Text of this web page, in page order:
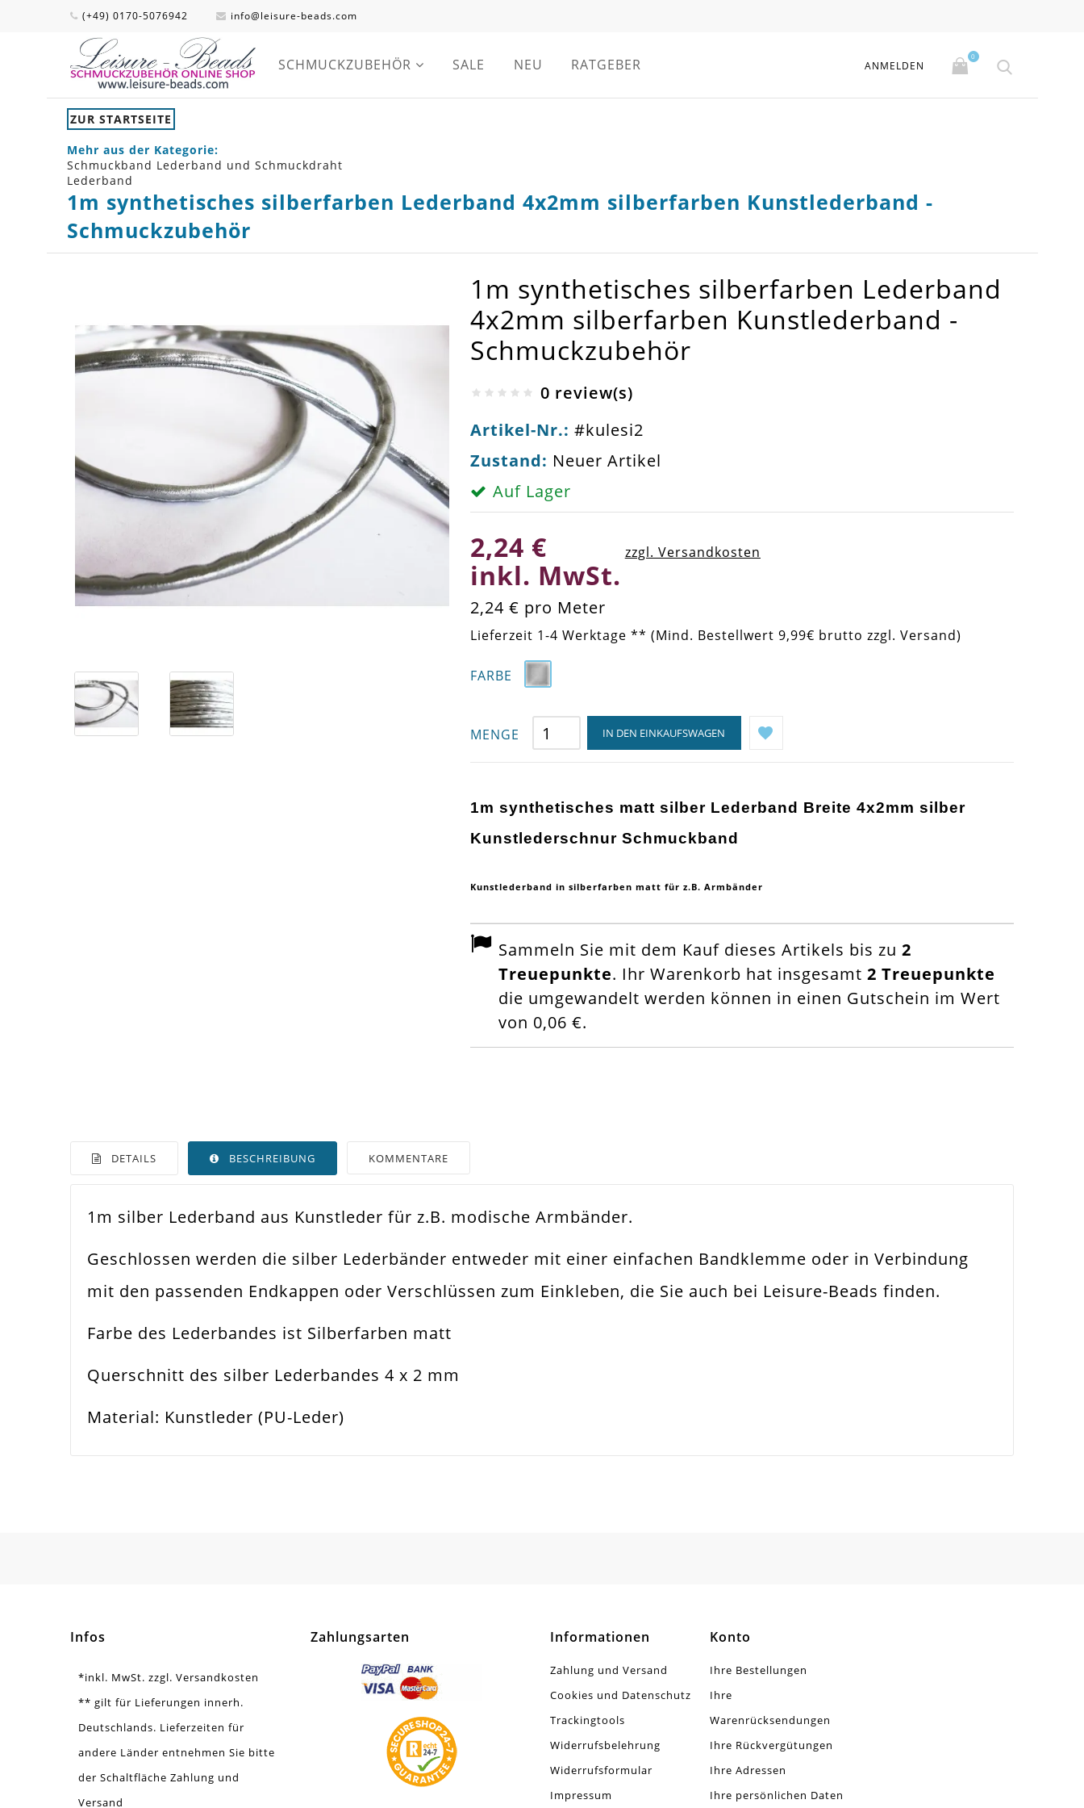
(+49) 0170-5076942 info@leisure-beads.com
SCHMUCKZUBEHÖR SALE NEU RATGEBER ANMELDEN
0
ZUR STARTSEITE
Mehr aus der Kategorie:
Schmuckband Lederband und Schmuckdraht
Lederband
1m synthetisches silberfarben Lederband 4x2mm silberfarben Kunstlederband -
Schmuckzubehör
1m synthetisches silberfarben Lederband
4x2mm silberfarben Kunstlederband -
Schmuckzubehör
0 review(s)
Artikel-Nr.: #kulesi2
Zustand: Neuer Artikel
Auf Lager
2,24 €
inkl. MwSt.
zzgl. Versandkosten
2,24 € pro Meter
Lieferzeit 1-4 Werktage ** (Mind. Bestellwert 9,99€ brutto zzgl. Versand)
FARBE
MENGE IN DEN EINKAUFSWAGEN
1m synthetisches matt silber Lederband Breite 4x2mm silber
Kunstlederschnur Schmuckband
Kunstlederband in silberfarben matt für z.B. Armbänder
Sammeln Sie mit dem Kauf dieses Artikels bis zu 2
Treuepunkte. Ihr Warenkorb hat insgesamt 2 Treuepunkte
die umgewandelt werden können in einen Gutschein im Wert
von 0,06 €.
DETAILS BESCHREIBUNG KOMMENTARE
Farbe
Silber
Funktion
Schmuckband
Spezifikation
Verwendung
Armband. Wickelarmband
Materialstärke
4x2mm
Material
PU-Leder
1m silber Lederband aus Kunstleder für z.B. modische Armbänder.
Geschlossen werden die silber Lederbänder entweder mit einer einfachen Bandklemme oder in Verbindung
mit den passenden Endkappen oder Verschlüssen zum Einkleben, die Sie auch bei Leisure-Beads finden.
Farbe des Lederbandes ist Silberfarben matt
Querschnitt des silber Lederbandes 4 x 2 mm
Material: Kunstleder (PU-Leder)
Infos
*inkl. MwSt. zzgl. Versandkosten
** gilt für Lieferungen innerh.
Deutschlands. Lieferzeiten für
andere Länder entnehmen Sie bitte
der Schaltfläche Zahlung und
Versand
Zahlungsarten Informationen
Zahlung und Versand
Cookies und Datenschutz
Trackingtools
Widerrufsbelehrung
Widerrufsformular
Impressum
Konto
Ihre Bestellungen
Ihre
Warenrücksendungen
Ihre Rückvergütungen
Ihre Adressen
Ihre persönlichen Daten